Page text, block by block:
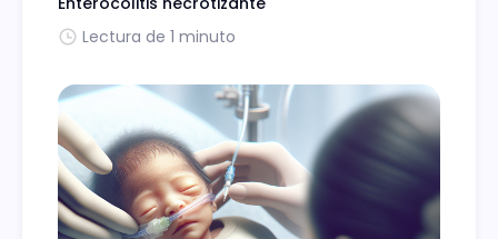
Lectura de 1 minuto